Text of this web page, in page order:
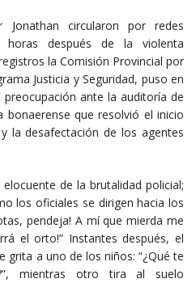
Jonathan circularon por redes
horas después de la violenta
la Comisión Provincial por
Justicia y Seguridad, puso en
ante la auditoría de
bonaerense que resolvió el inicio
la desafectación de los agentes
de la brutalidad policial;
los oficiales se dirigen hacia los
pendeja! A mí que mierda me
el orto!” Instantes después, el
grita a uno de los niños: “¿Qué te
mientras otro tira al suelo